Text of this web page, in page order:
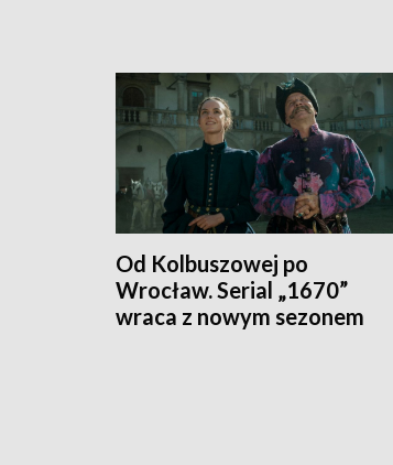
Od Kolbuszowej po
Wrocław. Serial „1670”
wraca z nowym sezonem